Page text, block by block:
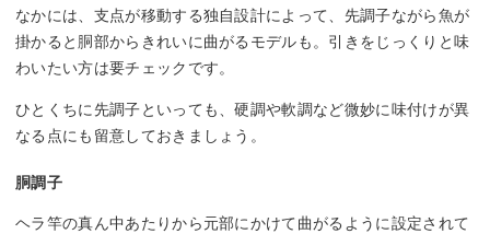
なかには、支点が移動する独自設計によって、先調子ながら魚が
掛かると胴部からきれいに曲がるモデルも。引きをじっくりと味
わいたい方は要チェックです。
ひとくちに先調子といっても、硬調や軟調など微妙に味付けが異
なる点にも留意しておきましょう。
胴調子
ヘラ竿の真ん中あたりから元部にかけて曲がるように設定されて